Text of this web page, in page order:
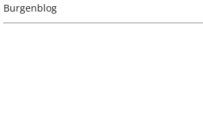
Burgenblog